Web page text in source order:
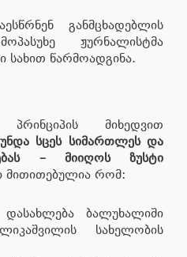
განმცხადებლის
ჟურნალისტმა
სახით წარმოადგინა.
მიხედვით
სცეს სიმართლეს და
– მიიღოს ზუსტი
მითითებულია რომ:
დასახლება ბალუხალიში
სახელობის